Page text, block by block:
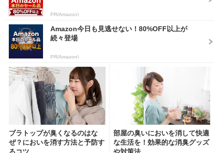
PR(Amazon)
Amazon今日も見逃せない！80%OFF以上が
続々登場
PR(Amazon)
ブラトップが臭くなるのはな
ぜ？においを消す方法と予防す
るコツ
部屋の臭いにおいを消して快適
な生活を！効果的な消臭グッズ
や対策法